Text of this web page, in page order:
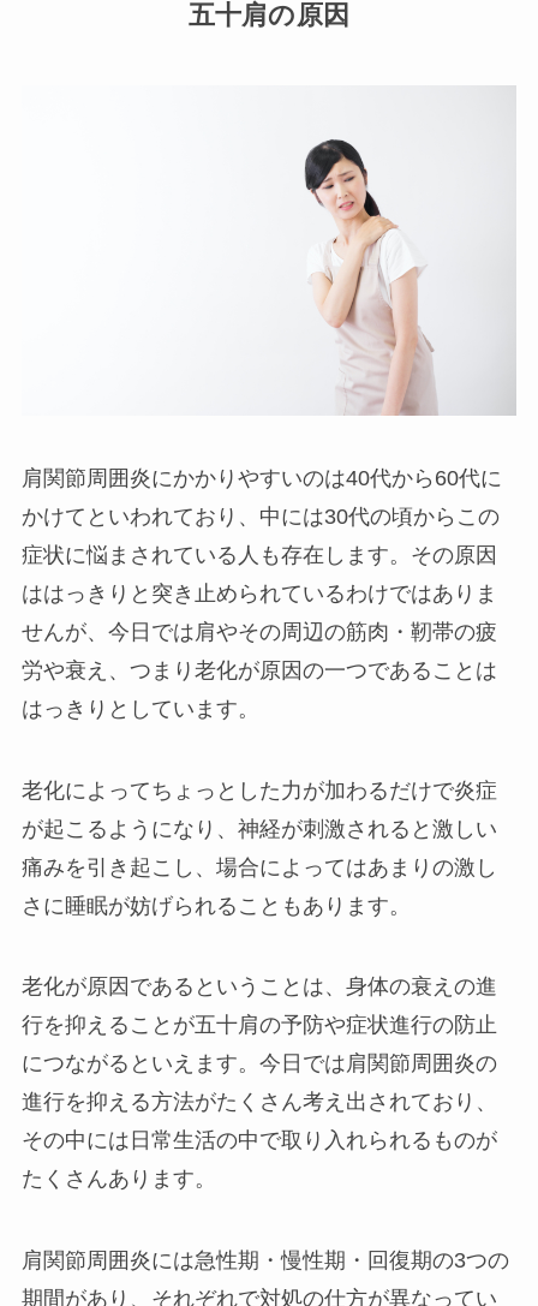
五十肩の原因
肩関節周囲炎にかかりやすいのは40代から60代に
かけてといわれており、中には30代の頃からこの
症状に悩まされている人も存在します。その原因
ははっきりと突き止められているわけではありま
せんが、今日では肩やその周辺の筋肉・靭帯の疲
労や衰え、つまり老化が原因の一つであることは
はっきりとしています。
老化によってちょっとした力が加わるだけで炎症
が起こるようになり、神経が刺激されると激しい
痛みを引き起こし、場合によってはあまりの激し
さに睡眠が妨げられることもあります。
老化が原因であるということは、身体の衰えの進
行を抑えることが五十肩の予防や症状進行の防止
につながるといえます。今日では肩関節周囲炎の
進行を抑える方法がたくさん考え出されており、
その中には日常生活の中で取り入れられるものが
たくさんあります。
肩関節周囲炎には急性期・慢性期・回復期の3つの
期間があり、それぞれで対処の仕方が異なってい